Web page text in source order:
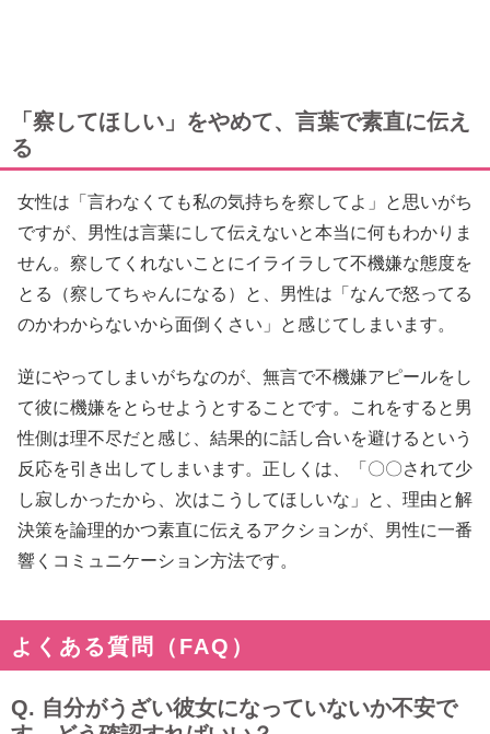
「察してほしい」をやめて、言葉で素直に伝え
る
女性は「言わなくても私の気持ちを察してよ」と思いがち
ですが、男性は言葉にして伝えないと本当に何もわかりま
せん。察してくれないことにイライラして不機嫌な態度を
とる（察してちゃんになる）と、男性は「なんで怒ってる
のかわからないから面倒くさい」と感じてしまいます。
逆にやってしまいがちなのが、無言で不機嫌アピールをし
て彼に機嫌をとらせようとすることです。これをすると男
性側は理不尽だと感じ、結果的に話し合いを避けるという
反応を引き出してしまいます。正しくは、「〇〇されて少
し寂しかったから、次はこうしてほしいな」と、理由と解
決策を論理的かつ素直に伝えるアクションが、男性に一番
響くコミュニケーション方法です。
よくある質問（FAQ）
Q. 自分がうざい彼女になっていないか不安で